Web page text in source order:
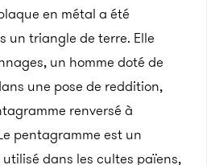
en métal a été
un triangle de terre. Elle
un homme doté de
une pose de reddition,
renversé à
pentagramme est un
dans les cultes païens,